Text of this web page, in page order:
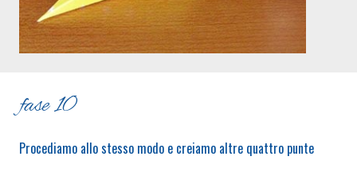
fase 10
Procediamo allo stesso modo e creiamo altre quattro punte